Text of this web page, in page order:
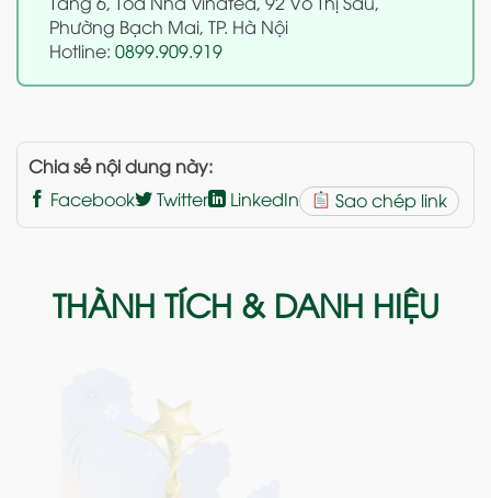
Phường Bạch Mai, TP. Hà Nội
Hotline: 0899.909.919
Chia sẻ nội dung này:
Facebook
Twitter LinkedIn Sao chép link
THÀNH TÍCH & DANH HIỆU